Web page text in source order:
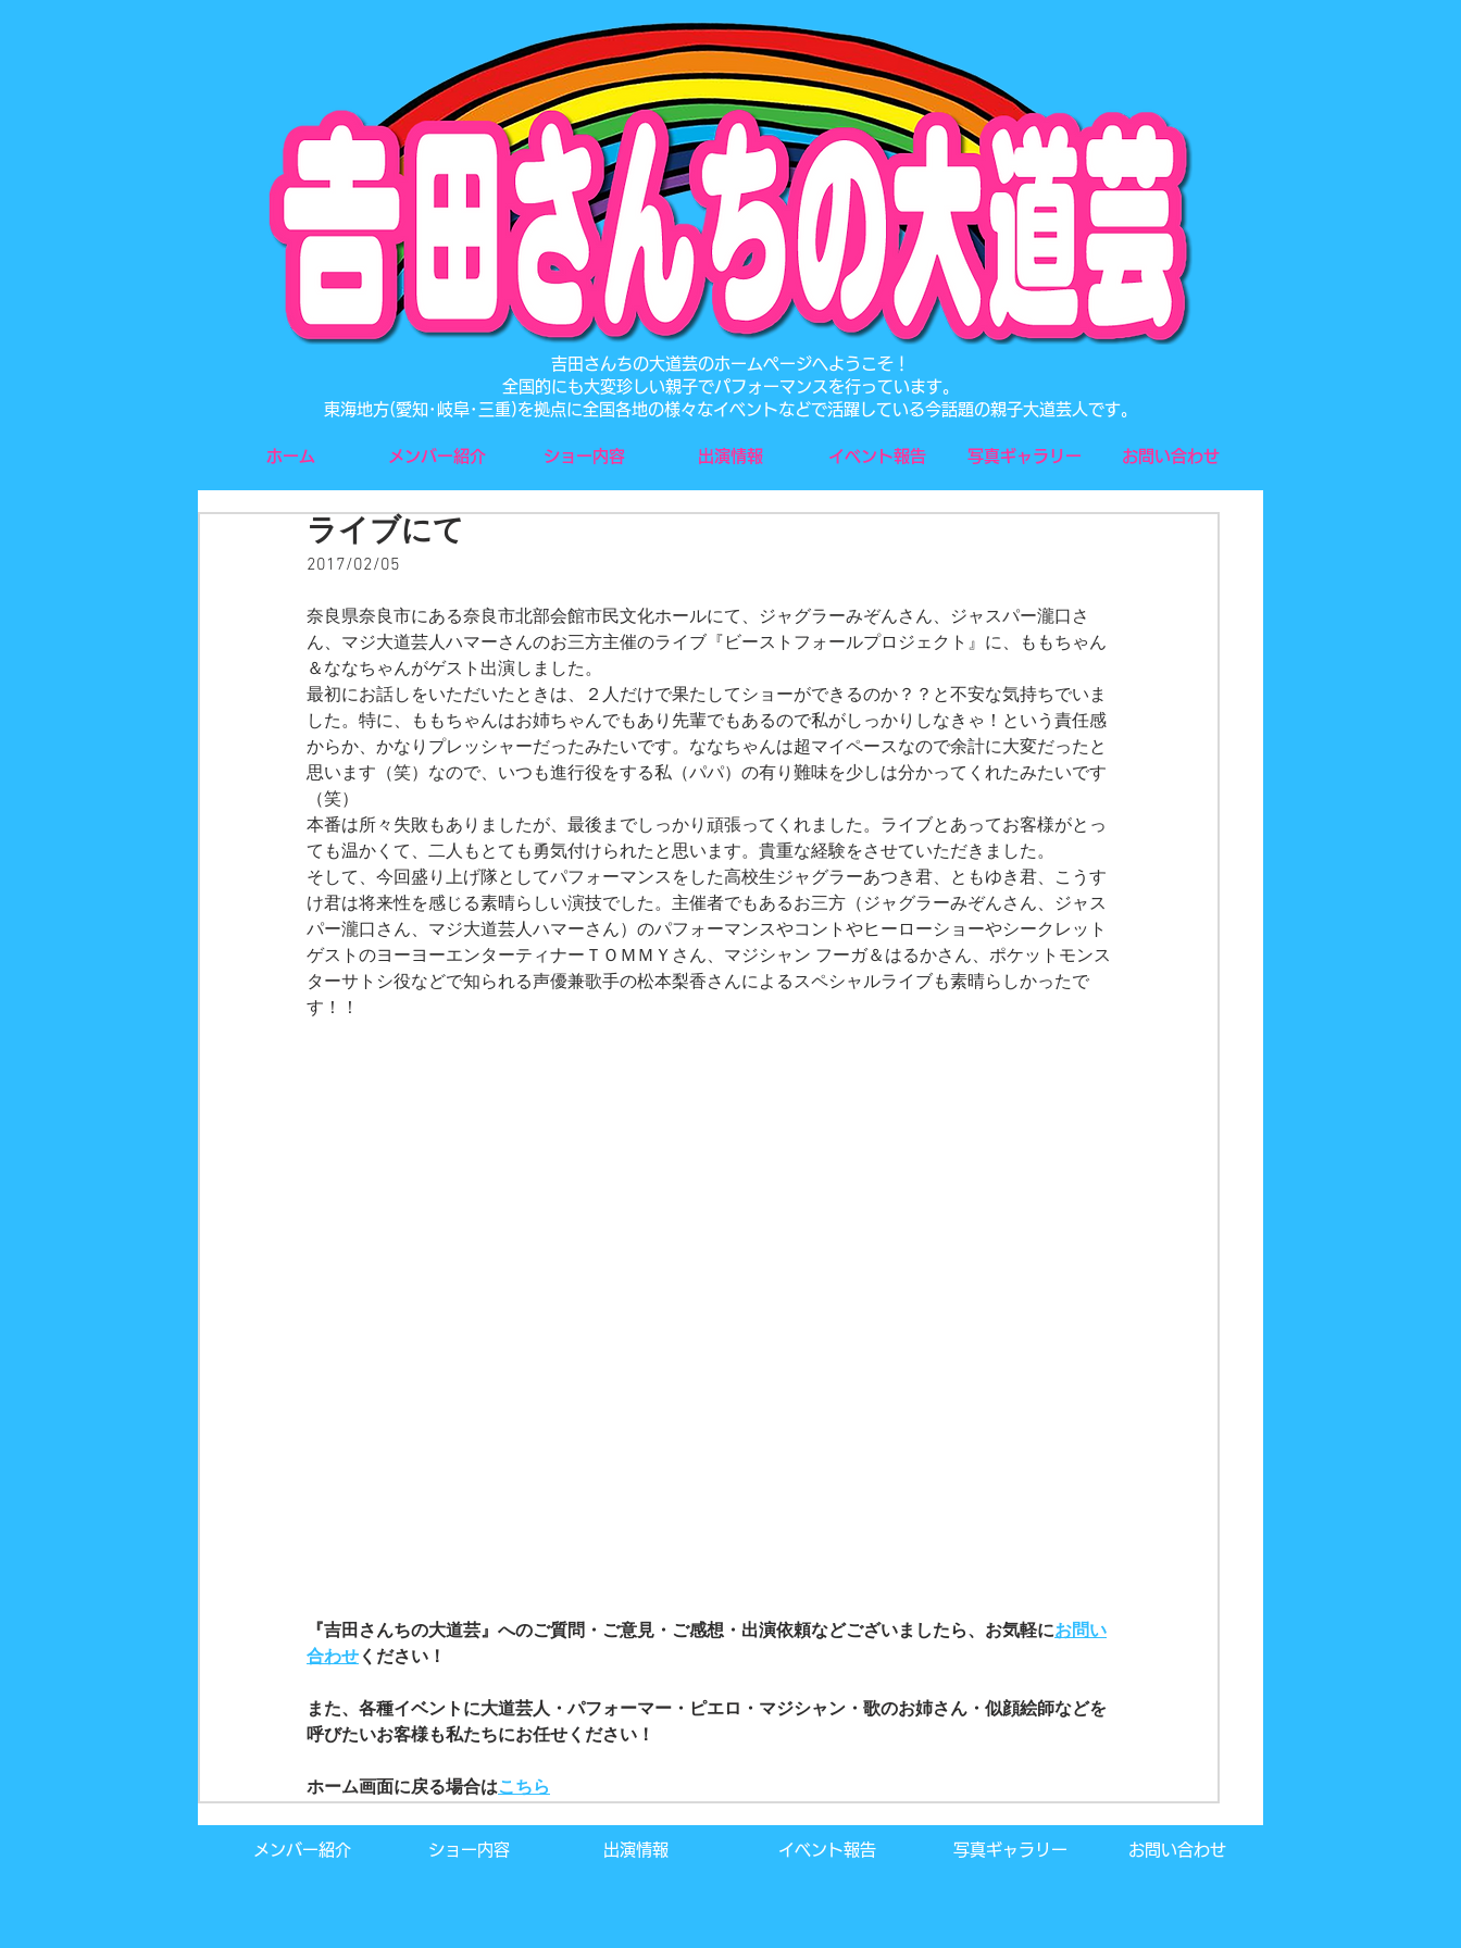
​吉田さんちの大道芸のホームページへようこそ！
全国的にも大変珍しい親子でパフォーマンスを行っています。
東海地方(愛知･岐阜･三重)を拠点に全国各地の様々なイベントなどで活躍している今話題の親子大道芸人です。
ホーム メンバー紹介 ショー内容 出演情報 イベント報告 写真ギャラリー お問い合わせ
ライブにて
2017/02/05
奈良県奈良市にある奈良市北部会館市民文化ホールにて、ジャグラーみぞんさん、ジャスパー瀧口さ
ん、マジ大道芸人ハマーさんのお三方主催のライブ『ビーストフォールプロジェクト』に、ももちゃん
＆ななちゃんがゲスト出演しました。
最初にお話しをいただいたときは、２人だけで果たしてショーができるのか？？と不安な気持ちでいま
した。特に、ももちゃんはお姉ちゃんでもあり先輩でもあるので私がしっかりしなきゃ！という責任感
からか、かなりプレッシャーだったみたいです。ななちゃんは超マイペースなので余計に大変だったと
思います（笑）なので、いつも進行役をする私（パパ）の有り難味を少しは分かってくれたみたいです
（笑）
本番は所々失敗もありましたが、最後までしっかり頑張ってくれました。ライブとあってお客様がとっ
ても温かくて、二人もとても勇気付けられたと思います。貴重な経験をさせていただきました。
そして、今回盛り上げ隊としてパフォーマンスをした高校生ジャグラーあつき君、ともゆき君、こうす
け君は将来性を感じる素晴らしい演技でした。主催者でもあるお三方（ジャグラーみぞんさん、ジャス
パー瀧口さん、マジ大道芸人ハマーさん）のパフォーマンスやコントやヒーローショーやシークレット
ゲストのヨーヨーエンターティナーＴＯＭＭＹさん、マジシャン フーガ＆はるかさん、ポケットモンス
ターサトシ役などで知られる声優兼歌手の松本梨香さんによるスペシャルライブも素晴らしかったで
す！！
『吉田さんちの大道芸』へのご質問・ご意見・ご感想・出演依頼などございましたら、お気軽にお問い
合わせ ください！
また、各種イベントに大道芸人・パフォーマー・ピエロ・マジシャン・歌のお姉さん・似顔絵師などを
呼びたいお客様も私たちにお任せください！
ホーム画面に戻る場合はこちら
メンバー紹介 ショー内容 出演情報 イベント報告 写真ギャラリー お問い合わせ